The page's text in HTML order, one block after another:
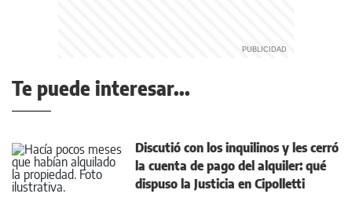
Te puede interesar...
Discutió con los inquilinos y les cerró
la cuenta de pago del alquiler: qué
dispuso la Justicia en Cipolletti